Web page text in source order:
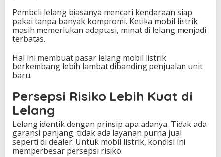
Pembeli lelang biasanya mencari kendaraan siap
pakai tanpa banyak kompromi. Ketika mobil listrik
masih memerlukan adaptasi, minat di lelang menjadi
terbatas.
Hal ini membuat pasar lelang mobil listrik
berkembang lebih lambat dibanding penjualan unit
baru.
Persepsi Risiko Lebih Kuat di
Lelang
Lelang identik dengan prinsip apa adanya. Tidak ada
garansi panjang, tidak ada layanan purna jual
seperti di dealer. Untuk mobil listrik, kondisi ini
memperbesar persepsi risiko.